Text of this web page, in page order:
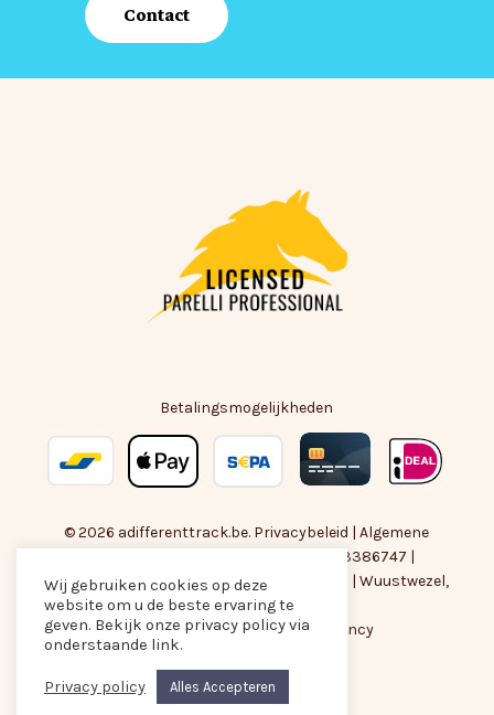
Subtotaal:
Bekijk Winkelwagen
Contact
Betalingsmogelijkheden
© 2026 adifferenttrack.be. Privacybeleid |Algemene
| BTW-nummer : BE0783386747 |
amber@adifferenttrack.be|+32474118828
| Wuustwezel,
België
Met liefde gemaakt doorAre Agency
facebookinstagram
Wij gebruiken cookies op deze
website om u de beste ervaring te
geven. Bekijk onze privacy policy via
onderstaande link.
Privacy policy Alles Accepteren